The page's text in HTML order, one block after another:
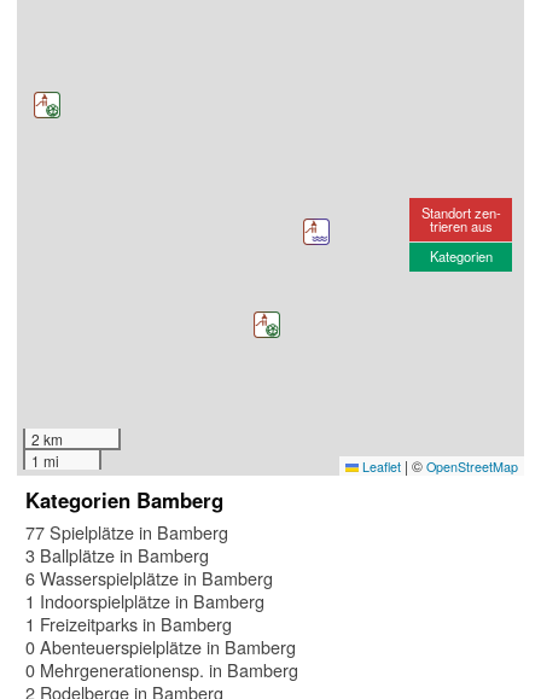
2 km
1 mi
Leaflet | © OpenStreetMap
Standort zen-
trieren aus
Kategorien
Kategorien Bamberg
77 Spielplätze in Bamberg
3 Ballplätze in Bamberg
6 Wasserspielplätze in Bamberg
1 Indoorspielplätze in Bamberg
1 Freizeitparks in Bamberg
0 Abenteuerspielplätze in Bamberg
0 Mehrgenerationensp. in Bamberg
2 Rodelberge in Bamberg